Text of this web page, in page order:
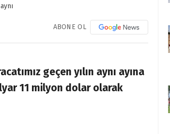
ABONE OL
geçen yılın aynı ayına
11 milyon dolar olarak